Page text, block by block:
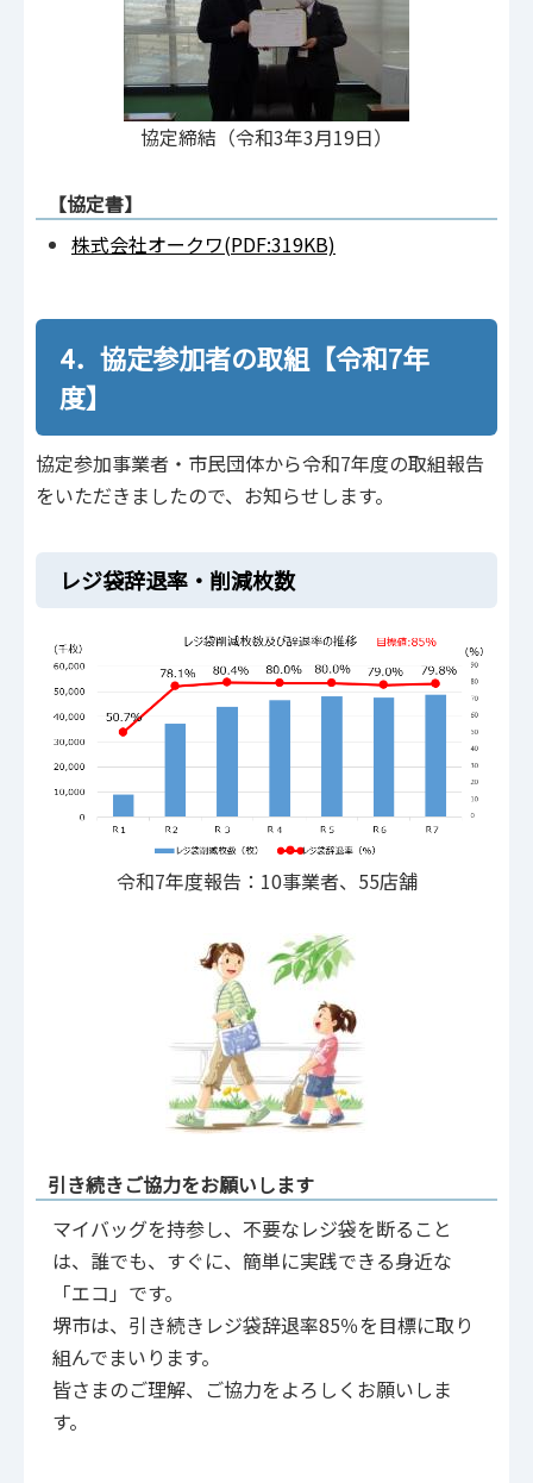
協定締結（令和3年3月19日）
【協定書】
株式会社オークワ(PDF:319KB)
4．協定参加者の取組【令和7年
度】
協定参加事業者・市民団体から令和7年度の取組報告
をいただきましたので、お知らせします。
レジ袋辞退率・削減枚数
令和7年度報告：10事業者、55店舗
引き続きご協力をお願いします
マイバッグを持参し、不要なレジ袋を断ること
は、誰でも、すぐに、簡単に実践できる身近な
「エコ」です。
堺市は、引き続きレジ袋辞退率85％を目標に取り
組んでまいります。
皆さまのご理解、ご協力をよろしくお願いしま
す。